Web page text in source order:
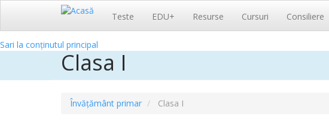
Sari la conținutul principal
Navigare
principală
Teste EDU+ Resurse Cursuri Consiliere
Clasa I
Învățământ primar Clasa I